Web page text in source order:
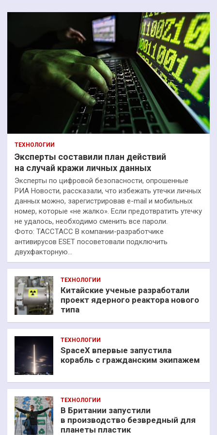
ТЕХНОЛОГИИ
Эксперты составили план действий
на случай кражи личных данных
Эксперты по цифровой безопасности, опрошенные
РИА Новости, рассказали, что избежать утечки личных
данных можно, зарегистрировав e-mail и мобильных
номер, которые «не жалко». Если предотвратить утечку
не удалось, необходимо сменить все пароли.
Фото: ТАССТАСС В компании-разработчике
антивирусов ESET посоветовали подключить
двухфакторную…
ТЕХНОЛОГИИ
Китайские ученые разработали
проект ядерного реактора нового
типа
ТЕХНОЛОГИИ
SpaceX впервые запустила
корабль с гражданским экипажем
ТЕХНОЛОГИИ
В Британии запустили
в производство безвредный для
планеты пластик